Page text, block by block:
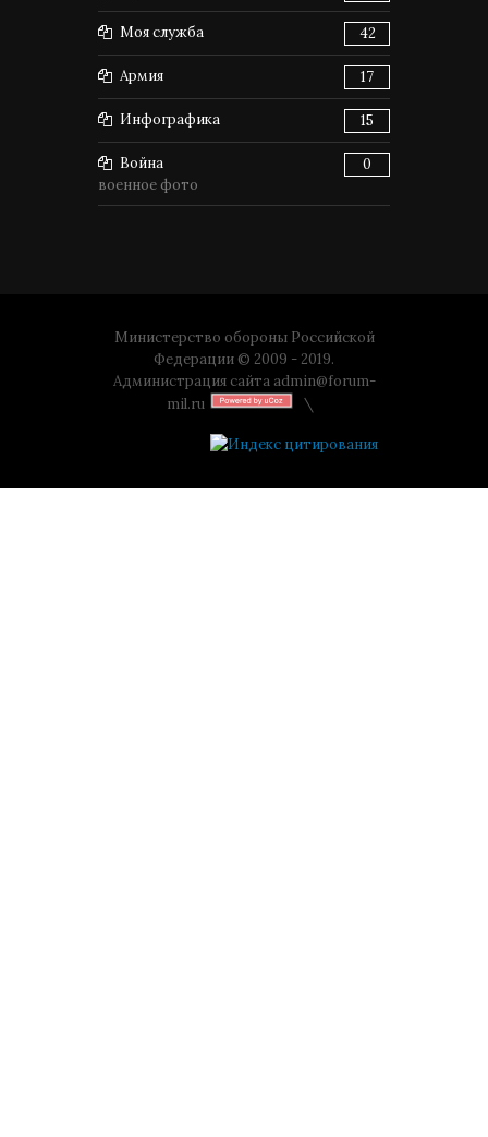
Моя служба 42
Армия 17
Инфографика 15
Война
0
военное фото
Министерство обороны Российской
Федерации © 2009 - 2019.
Администрация сайта admin@forum-
mil.ru